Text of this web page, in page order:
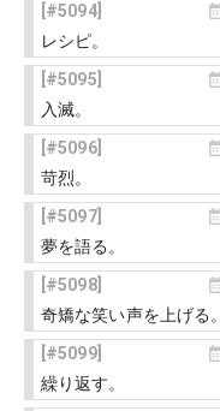
5094
レシピ。
5095
入滅。
5096
苛烈。
5097
夢を語る。
5098
奇矯な笑い声を上げる。
5099
繰り返す。